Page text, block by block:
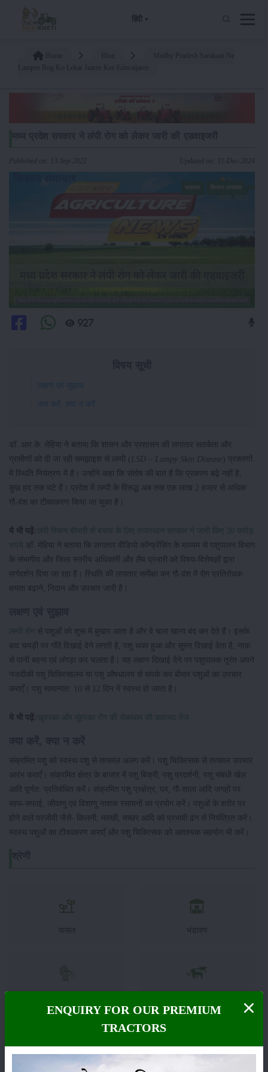
हिंदी
Published on: 13-Sep-2022 Updated on: 31-Dec-2024
927
लक्षण एवं सुझाव
क्या करें, क्या न करें
डॉ. आर.के. मेहिया ने बताया कि शासन और प्रशासन की लगातार सतर्कता और
ग्रामीणों को दी जा रही समझाइश से लम्पी ( LSD – Lumpy Skin Disease ) प्रकरणों
में स्थिति नियंत्रण में है। उन्होंने कहा कि संतोष की बात है कि प्रकरण बढ़े नहीं है,
कुछ हद तक घटे हैं। प्रदेश में लम्पी के विरूद्ध अब तक एक लाख 2 हजार से अधिक
गौ-वंश का टीकाकरण किया जा चुका है।
ये भी पढ़ें:
लंपी स्किन बीमारी से बचाव के लिए राजस्थान सरकार ने जारी किए 30 करोड़
रुपये
डॉ. मेहिया ने बताया कि लगातार वीडियो कॉन्फ्रेंसिंग के माध्यम से पशुपालन विभाग
के संभागीय और जिला स्तरीय अधिकारी और लैब प्रभारी को विषय-विशेषज्ञों द्वारा
मार्गदर्शन दिया जा रहा है। स्थिति की लगातार समीक्षा कर गौ-वंश में रोग प्रतिरोधक
क्षमता बढ़ाने, निदान और उपचार जारी है।
लम्पी रोग
से पशुओं को शुरू में बुखार आता है और वे चारा खाना बंद कर देते हैं। इसके
बाद चमड़ी पर गाँठें दिखाई देने लगती है, पशु थका हुआ और सुस्त दिखाई देता है, नाक
से पानी बहना एवं लंगड़ा कर चलता है। यह लक्षण दिखाई देने पर पशुपालक तुरंत अपने
नजदीकी पशु चिकित्सालय या पशु औषधालय से संपर्क कर बीमार पशुओं का उपचार
कराएँ। पशु सामान्यत: 10 से 12 दिन में स्वस्थ हो जाता है।
ये भी पढ़ें: खुरपका और मुंहपका रोग की रोकथाम की कवायद तेज
संक्रमित पशु को स्वस्थ पशु से तत्काल अलग करें। पशु चिकित्सक से तत्काल उपचार
आरंभ कराएँ। संक्रमित क्षेत्र के बाजार में पशु बिक्री, पशु प्रदर्शनी, पशु संबंधी खेल
आदि पूर्णत: प्रतिबंधित करें। संक्रमित पशु प्रक्षेत्र, घर, गौ-शाला आदि जगहों पर
साफ-सफाई, जीवाणु एवं विशाणु नाशक रसायनों का प्रयोग करें। पशुओं के शरीर पर
होने वाले परजीवी जैसे- किलनी, मक्खी, मच्छर आदि को प्रभावी ढंग से नियंत्रित करें।
स्वस्थ पशुओं का टीकाकरण कराएँ और पशु चिकित्सक को आवश्यक सहयोग भी करें।
फसल भंडारण
कृषि यंत्र
ENQUIRY FOR OUR PREMIUM
TRACTORS